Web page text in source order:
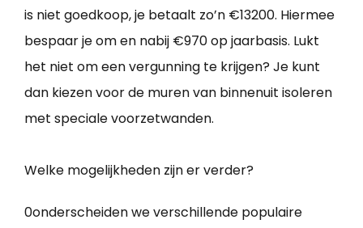
is niet goedkoop, je betaalt zo’n €13200. Hiermee
bespaar je om en nabij €970 op jaarbasis. Lukt
het niet om een vergunning te krijgen? Je kunt
dan kiezen voor de muren van binnenuit isoleren
met speciale voorzetwanden.
Welke mogelijkheden zijn er verder?
0onderscheiden we verschillende populaire